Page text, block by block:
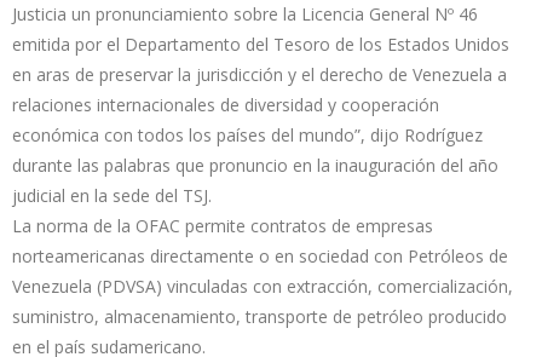
Justicia un pronunciamiento sobre la Licencia General Nº 46
emitida por el Departamento del Tesoro de los Estados Unidos
en aras de preservar la jurisdicción y el derecho de Venezuela a
relaciones internacionales de diversidad y cooperación
económica con todos los países del mundo”, dijo Rodríguez
durante las palabras que pronuncio en la inauguración del año
judicial en la sede del TSJ.
La norma de la OFAC permite contratos de empresas
norteamericanas directamente o en sociedad con Petróleos de
Venezuela (PDVSA) vinculadas con extracción, comercialización,
suministro, almacenamiento, transporte de petróleo producido
en el país sudamericano.